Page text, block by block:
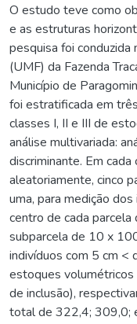
O estudo teve como
e as estruturas
pesquisa foi
(UMF) da Fazenda
Município de
foi estratificada em
classes I, II e III de
análise multivariada:
discriminante. Em
aleatoriamente, cinco
uma, para medição
centro de cada
subparcela de 10 x
indivíduos com 5 cm <
estoques volumétricos
de inclusão),
total de 322,4; 309,0;